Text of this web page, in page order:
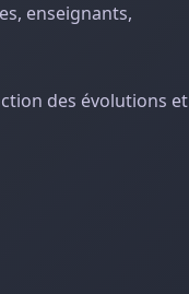
enseignants,
des évolutions et